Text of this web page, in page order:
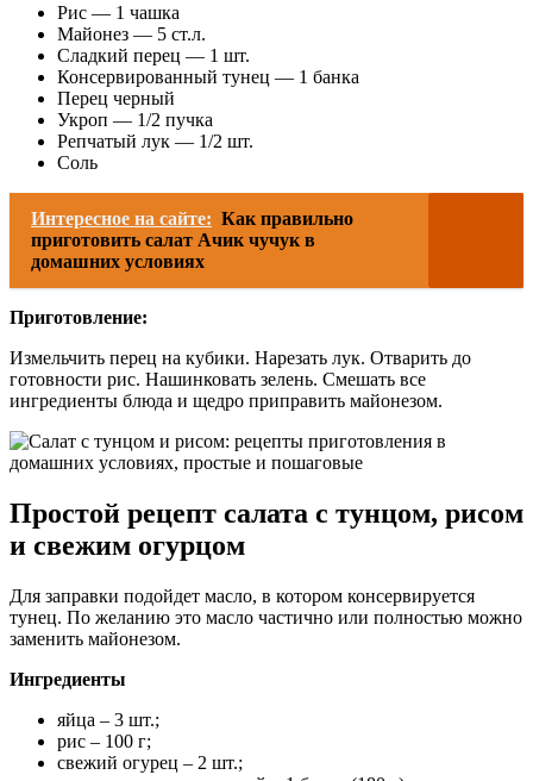
Рис — 1 чашка
Майонез — 5 ст.л.
Сладкий перец — 1 шт.
Консервированный тунец — 1 банка
Перец черный
Укроп — 1/2 пучка
Репчатый лук — 1/2 шт.
Соль
Интересное на сайте: Как правильно
приготовить салат Ачик чучук в
домашних условиях
Приготовление:
Измельчить перец на кубики. Нарезать лук. Отварить до
готовности рис. Нашинковать зелень. Смешать все
ингредиенты блюда и щедро приправить майонезом.
Простой рецепт салата с тунцом, рисом
и свежим огурцом
Для заправки подойдет масло, в котором консервируется
тунец. По желанию это масло частично или полностью можно
заменить майонезом.
Ингредиенты
яйца – 3 шт.;
рис – 100 г;
свежий огурец – 2 шт.;